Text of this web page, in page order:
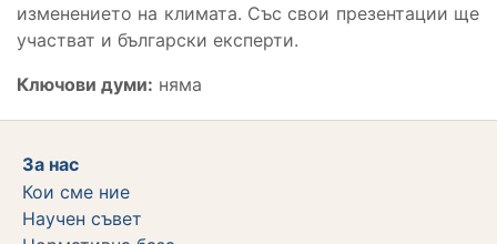
изменението на климата. Със свои презентации ще
участват и български експерти.
Ключови думи: няма
За нас
Кои сме ние
Научен съвет